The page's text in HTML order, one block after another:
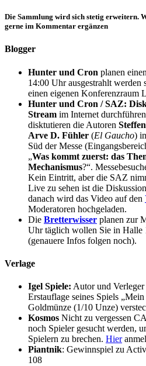
Die Sammlung wird sich stetig erweitern.
gerne im Kommentar ergänzen
Blogger
Hunter und Cron planen einen
14:00 Uhr ausgestrahlt
einen eigenen Konferenzraum
Hunter und Cron / SAZ:
Stream im Internet
disktutieren die Autoren
Arve D. Fühler (El Gaucho)
Süd der Messe
„Was kommt zuerst: das
Mechanismus?“.
Kein Eintritt, aber die SAZ
Live zu sehen ist die
danach wird das Video auf den
Moderatoren hochgeladen.
Die Bretterwisser planen zur
Uhr täglich wollen Sie in Halle
(genauere Infos folgen noch).
Verlage
Igel Spiele: Autor und
Erstauflage seines Spiels
Goldmünze (1/10 Unze)
Kosmos Nicht zu vergessen
noch Spieler gesucht werden,
Spielern zu brechen. Hier
Piantnik: Gewinnspiel zu
108